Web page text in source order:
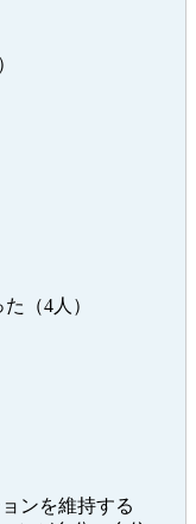
（4人）
ンを維持する